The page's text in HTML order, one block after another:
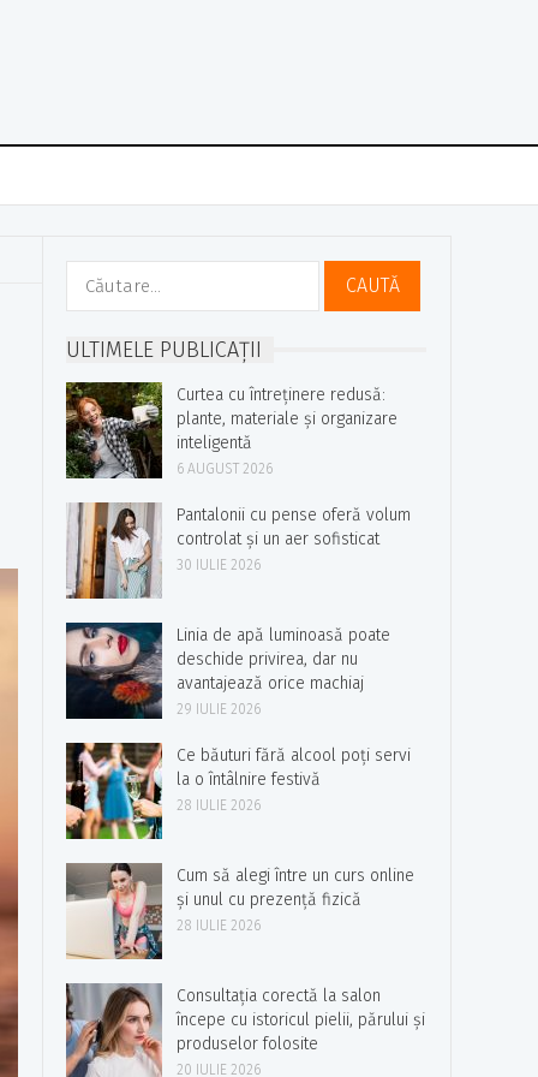
Caută
după:
ULTIMELE PUBLICAȚII
Curtea cu întreținere redusă:
plante, materiale și organizare
inteligentă
6 AUGUST 2026
Pantalonii cu pense oferă volum
controlat și un aer sofisticat
30 IULIE 2026
Linia de apă luminoasă poate
deschide privirea, dar nu
avantajează orice machiaj
29 IULIE 2026
Ce băuturi fără alcool poți servi
la o întâlnire festivă
28 IULIE 2026
Cum să alegi între un curs online
și unul cu prezență fizică
28 IULIE 2026
Consultația corectă la salon
începe cu istoricul pielii, părului și
produselor folosite
20 IULIE 2026